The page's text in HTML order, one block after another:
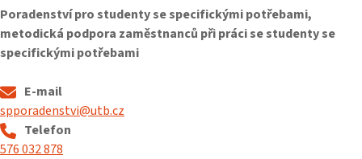
Poradenství pro studenty se specifickými potřebami,
metodická podpora zaměstnanců při práci se studenty se
specifickými potřebami
E-mail
spporadenstvi@utb.cz
Telefon
576 032 878